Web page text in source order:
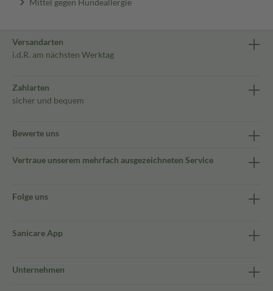
Versandarten
i.d.R. am nächsten Werktag
Zahlarten
sicher und bequem
Bewerte uns
Vertraue unserem mehrfach ausgezeichneten Service
Folge uns
Sanicare App
Unternehmen